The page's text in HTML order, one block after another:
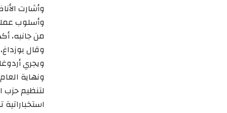
وأشارت
وأسلوب
من جانبه،
وقال
ويجري
ونهاية
لتنظيم حزب